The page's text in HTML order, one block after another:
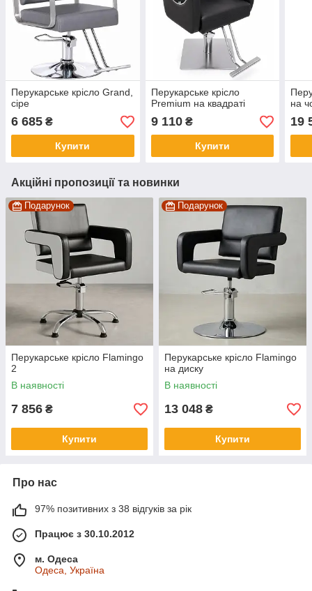
Перукарське крісло Grand,
сіре
6 685 ₴
Купити
Перукарське крісло
Premium на квадраті
9 110₴
Купити
на
19
Акційні пропозиції та новинки
Подарунок
Перукарське крісло Flamingo
2
В наявності
7 856 ₴
Купити
Подарунок
Перукарське крісло Flamingo
на диску
В наявності
13 048 ₴
Купити
Про нас
97% позитивних з 38 відгуків за рік
Працює з 30.10.2012
м. Одеса
Одеса, Україна